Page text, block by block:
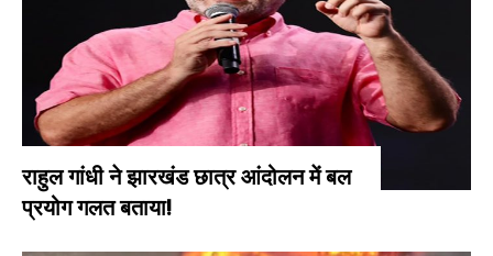
राहुल गांधी ने झारखंड छात्र आंदोलन में बल
प्रयोग गलत बताया!